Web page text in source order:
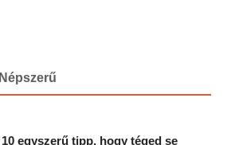
Népszerű
10 egyszerű tipp, hogy téged se